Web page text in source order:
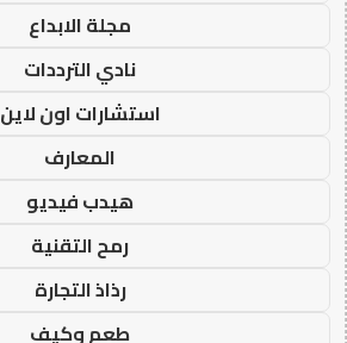
مجلة الابداع
نادي الترددات
استشارات اون لاين
المعارف
هيدب فيديو
رمح التقنية
رذاذ التجارة
طعم وكيف